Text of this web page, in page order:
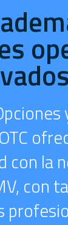
con la
con